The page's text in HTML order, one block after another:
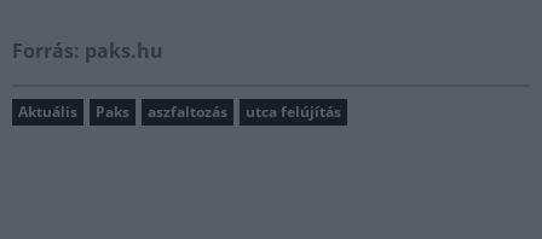
Forrás: paks.hu
Aktuális Paks aszfaltozás utca felújítás